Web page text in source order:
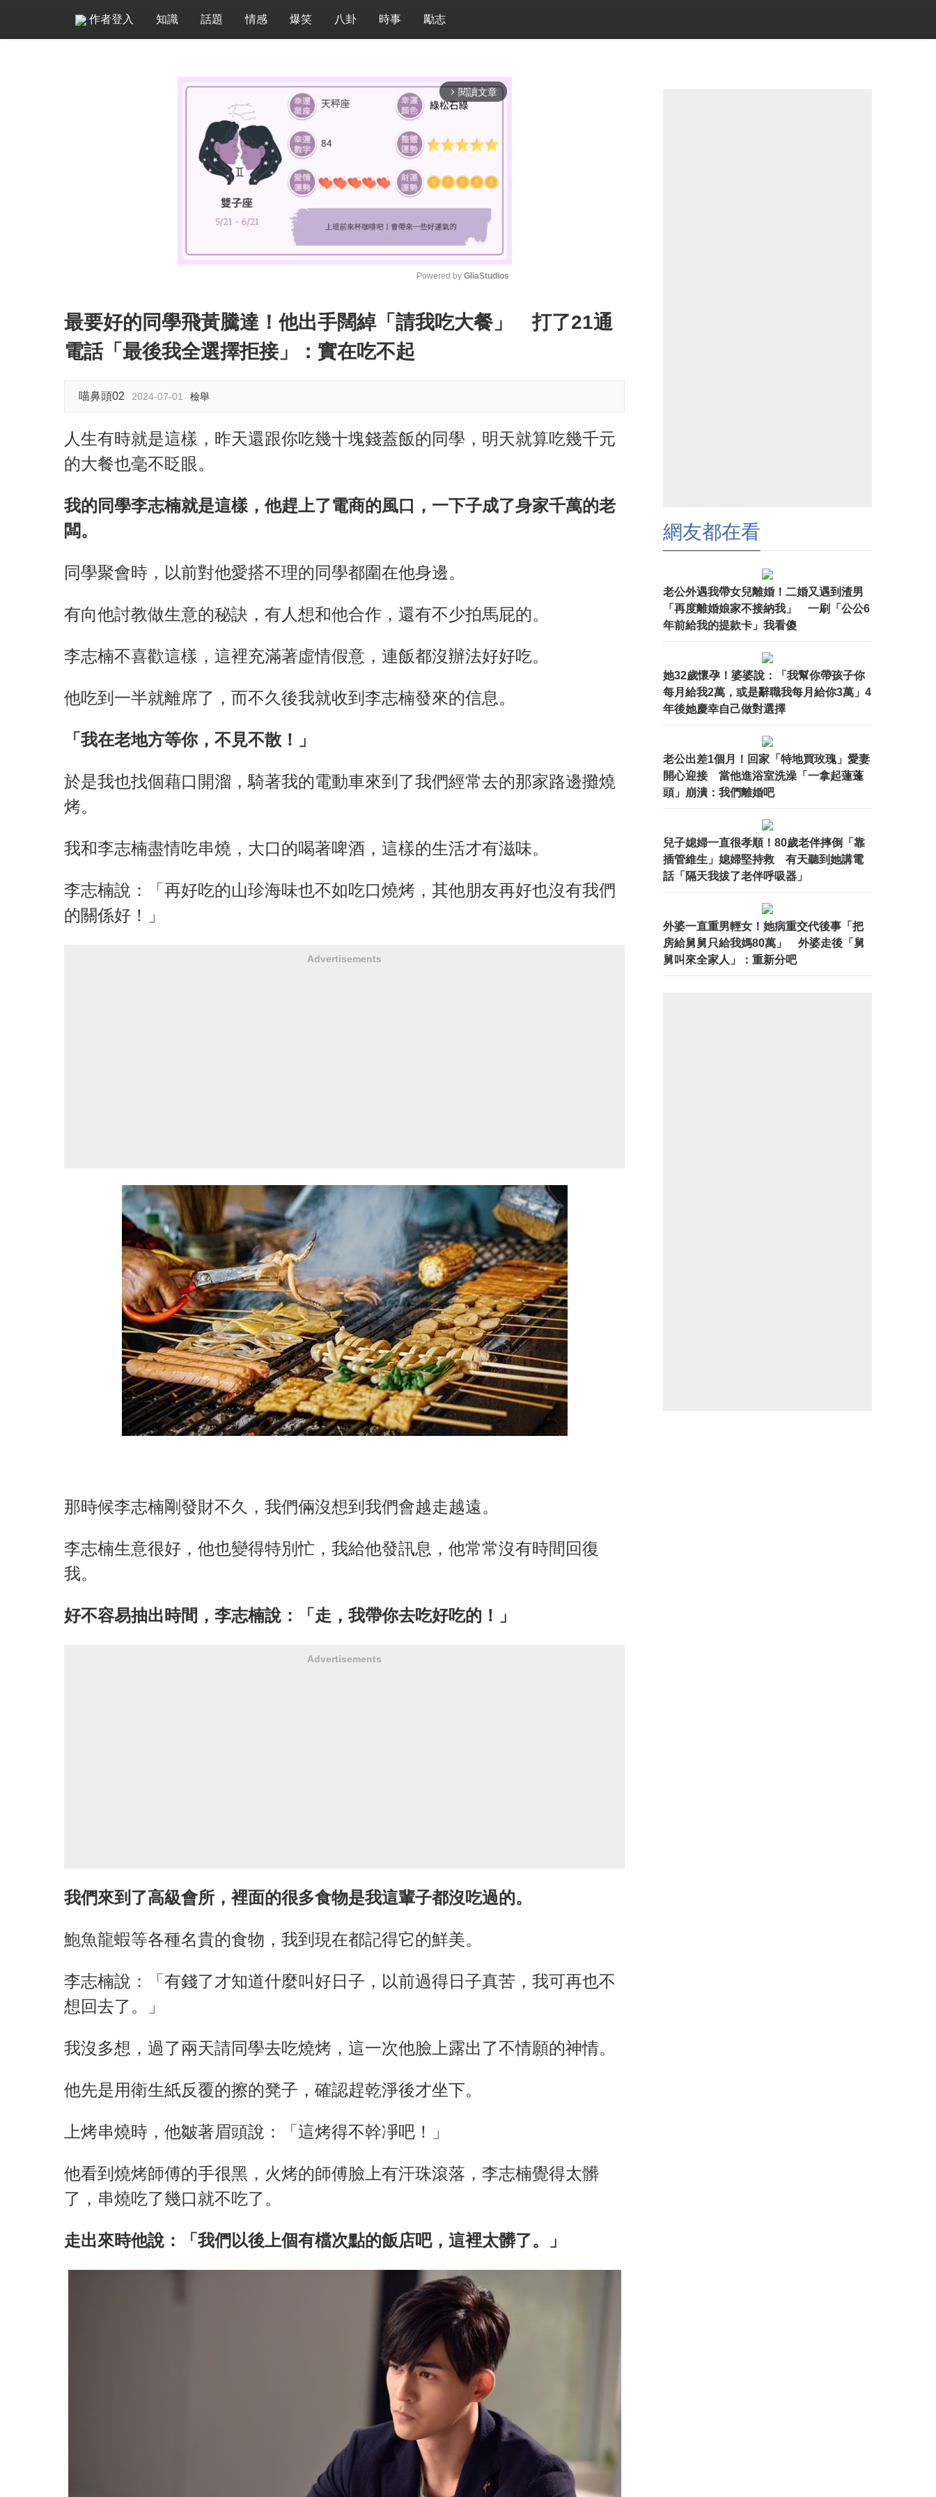
作者登入 知識 話題 情感 爆笑 八卦 時事 勵志
arrow_forward_ios 閱讀文章
M
u
Powered by GliaStudios
最要好的同學飛黃騰達！他出手闊綽「請我吃大餐」 打了21通
電話「最後我全選擇拒接」：實在吃不起
喵鼻頭02 2024-07-01 檢舉
人生有時就是這樣，昨天還跟你吃幾十塊錢蓋飯的同學，明天就算吃幾千元
的大餐也毫不眨眼。
我的同學李志楠就是這樣，他趕上了電商的風口，一下子成了身家千萬的老
闆。
同學聚會時，以前對他愛搭不理的同學都圍在他身邊。
有向他討教做生意的秘訣，有人想和他合作，還有不少拍馬屁的。
李志楠不喜歡這樣，這裡充滿著虛情假意，連飯都沒辦法好好吃。
他吃到一半就離席了，而不久後我就收到李志楠發來的信息。
「我在老地方等你，不見不散！」
於是我也找個藉口開溜，騎著我的電動車來到了我們經常去的那家路邊攤燒
烤。
我和李志楠盡情吃串燒，大口的喝著啤酒，這樣的生活才有滋味。
李志楠說：「再好吃的山珍海味也不如吃口燒烤，其他朋友再好也沒有我們
的關係好！」
Advertisements
那時候李志楠剛發財不久，我們倆沒想到我們會越走越遠。
李志楠生意很好，他也變得特別忙，我給他發訊息，他常常沒有時間回復
我。
好不容易抽出時間，李志楠說：「走，我帶你去吃好吃的！」
Advertisements
我們來到了高級會所，裡面的很多食物是我這輩子都沒吃過的。
鮑魚龍蝦等各種名貴的食物，我到現在都記得它的鮮美。
李志楠說：「有錢了才知道什麼叫好日子，以前過得日子真苦，我可再也不
想回去了。」
我沒多想，過了兩天請同學去吃燒烤，這一次他臉上露出了不情願的神情。
他先是用衛生紙反覆的擦的凳子，確認趕乾淨後才坐下。
上烤串燒時，他皺著眉頭說：「這烤得不幹凈吧！」
他看到燒烤師傅的手很黑，火烤的師傅臉上有汗珠滾落，李志楠覺得太髒
了，串燒吃了幾口就不吃了。
走出來時他說：「我們以後上個有檔次點的飯店吧，這裡太髒了。」
網友都在看
老公外遇我帶女兒離婚！二婚又遇到渣男
「再度離婚娘家不接納我」 一刷「公公6
年前給我的提款卡」我看傻
她32歲懷孕！婆婆說：「我幫你帶孩子你
每月給我2萬，或是辭職我每月給你3萬」4
年後她慶幸自己做對選擇
老公出差1個月！回家「特地買玫瑰」愛妻
開心迎接 當他進浴室洗澡「一拿起蓮蓬
頭」崩潰：我們離婚吧
兒子媳婦一直很孝順！80歲老伴摔倒「靠
插管維生」媳婦堅持救 有天聽到她講電
話「隔天我拔了老伴呼吸器」
外婆一直重男輕女！她病重交代後事「把
房給舅舅只給我媽80萬」 外婆走後「舅
舅叫來全家人」：重新分吧